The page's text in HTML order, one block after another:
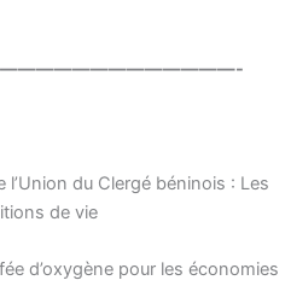
du Clergé béninois : Les
de vie
d’oxygène pour les économies